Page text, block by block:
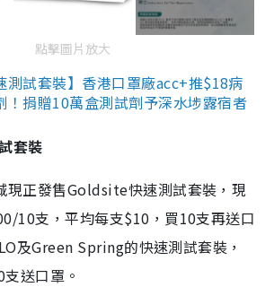
點擊圖片放大
測試套裝】香港口罩廠acc+推$18病
！捐贈10萬盒測試劑予深水埗露宿者
套裝
現正發售Goldsite快速測試套裝，現
10支，平均每支$10，買10支再送口
及Green Spring的快速測試套裝，
送口罩。